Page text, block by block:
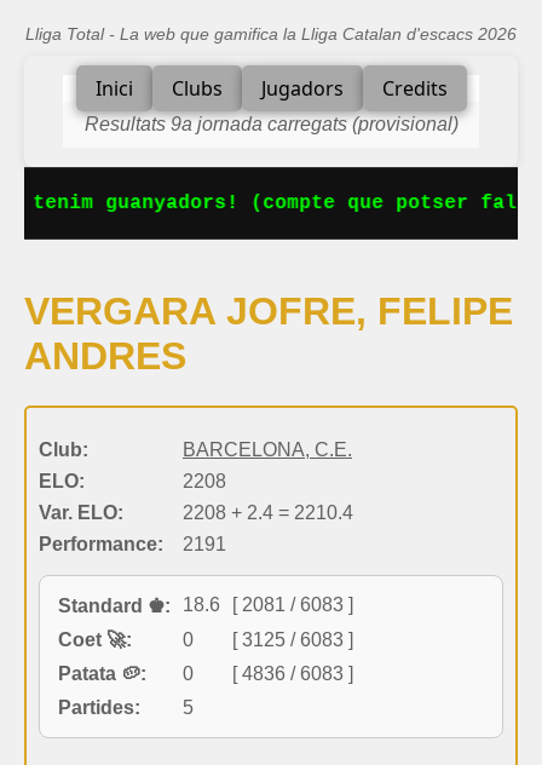
Lliga Total - La web que gamifica la Lliga Catalan d'escacs 2026
Inici Clubs Jugadors Credits
Resultats 9a jornada carregats (provisional)
tenim guanyadors! (compte que potser
VERGARA JOFRE, FELIPE
ANDRES
Club:
BARCELONA, C.E.
ELO:
2208
Var. ELO:
2208 + 2.4 = 2210.4
Performance:
2191
Standard ♚: 18.6
[ 2081 / 6083 ]
Coet 🚀:
0
[ 3125 / 6083 ]
Patata 🥔:
0
[ 4836 / 6083 ]
Partides:
5